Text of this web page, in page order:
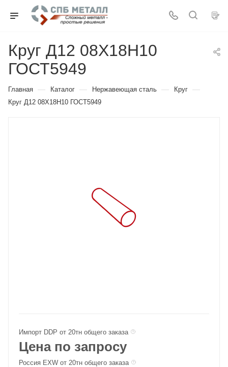
Круг Д12 08Х18Н10
ГОСТ5949
Главная — Каталог — Нержавеющая сталь — Круг —
Круг Д12 08Х18Н10 ГОСТ5949
Импорт DDP от 20тн общего заказа
Цена по запросу
Россия EXW от 20тн общего заказа